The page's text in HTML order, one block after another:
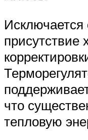
Исключается
присутствие
что
тепловую